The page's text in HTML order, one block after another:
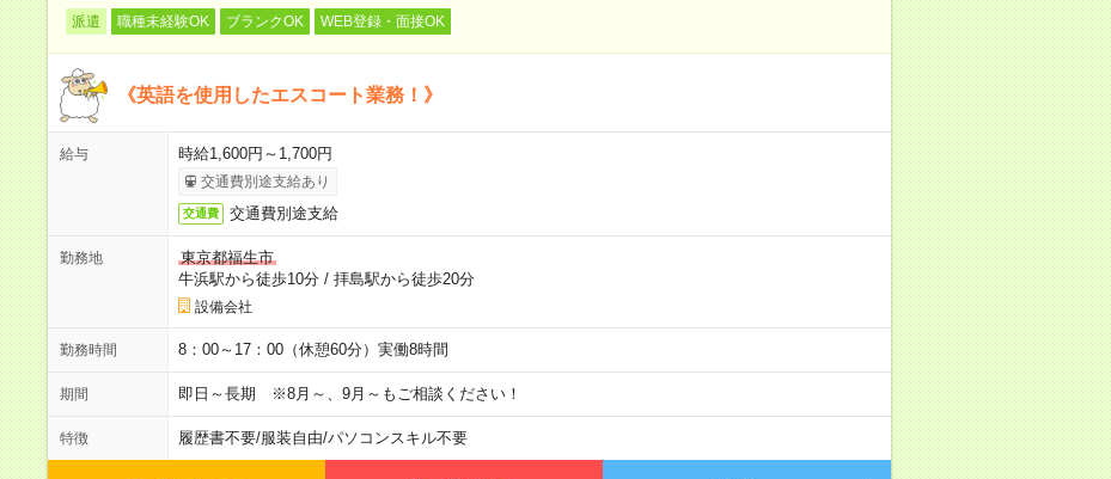
派遣 職種未経験OK ブランクOK WEB登録・面接OK
《英語を使用したエスコート業務！》
給与 時給1,600円～1,700円
交通費別途支給あり
交通費 交通費別途支給
勤務地
東京都福生市
牛浜駅から徒歩10分/ 拝島駅から徒歩20分
設備会社
勤務時間 8：00～17：00（休憩60分）実働8時間
期間 即日～長期 ※8月～、9月～もご相談ください！
特徴 履歴書不要/服装自由/パソコンスキル不要